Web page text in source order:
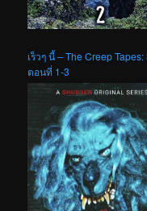
เร็วๆ นี้ – The Creep
ตอนที่ 1-3